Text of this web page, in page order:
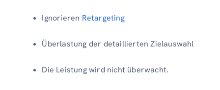
Ignorieren Retargeting
Überlastung der detaillierten Zielauswahl
Die Leistung wird nicht überwacht.